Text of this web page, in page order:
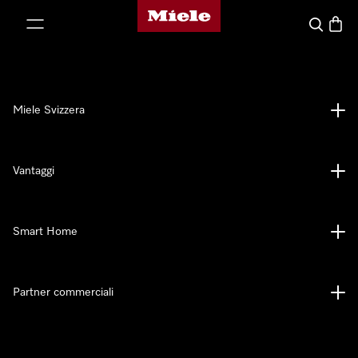
Homepage di Miele
Cerca
Miele Svizzera
Vantaggi
Smart Home
Partner commerciali